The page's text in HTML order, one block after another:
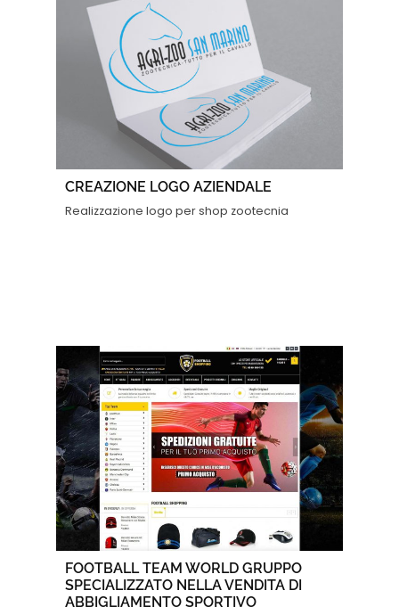
CREAZIONE LOGO AZIENDALE
Realizzazione logo per shop zootecnia
FOOTBALL TEAM WORLD GRUPPO
SPECIALIZZATO NELLA VENDITA DI
ABBIGLIAMENTO SPORTIVO